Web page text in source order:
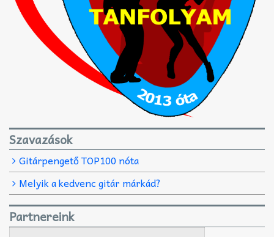
Szavazások
Gitárpengető TOP100 nóta
Melyik a kedvenc gitár márkád?
Partnereink